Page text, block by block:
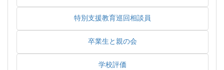
特別支援教育巡回相談員
卒業生と親の会
学校評価